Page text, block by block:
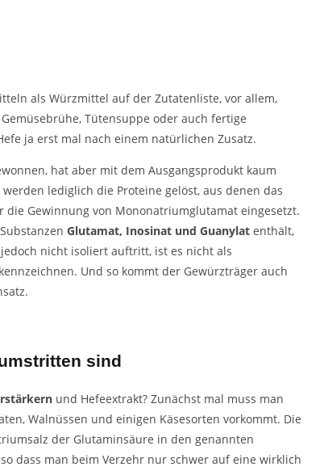
als Würzmittel auf der Zutatenliste, vor allem,
Tütensuppe oder auch fertige
ja erst mal nach einem natürlichen Zusatz.
hat aber mit dem Ausgangsprodukt kaum
lediglich die Proteine gelöst, aus denen das
Gewinnung von Mononatriumglutamat eingesetzt.
Glutamat, Inosinat und Guanylat enthält,
nicht isoliert auftritt, ist es nicht als
Und so kommt der Gewürzträger auch
sind
und Hefeextrakt? Zunächst mal muss man
Walnüssen und einigen Käsesorten vorkommt. Die
der Glutaminsäure in den genannten
dass man beim Verzehr nur schwer auf eine wirklich